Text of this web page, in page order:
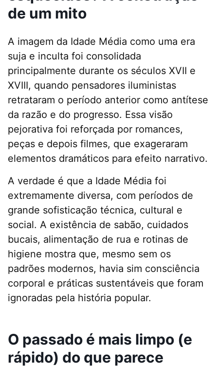
de um mito
A imagem da Idade Média como uma era
suja e inculta foi consolidada
principalmente durante os séculos XVII e
XVIII, quando pensadores iluministas
retrataram o período anterior como antítese
da razão e do progresso. Essa visão
pejorativa foi reforçada por romances,
peças e depois filmes, que exageraram
elementos dramáticos para efeito narrativo.
A verdade é que a Idade Média foi
extremamente diversa, com períodos de
grande sofisticação técnica, cultural e
social. A existência de sabão, cuidados
bucais, alimentação de rua e rotinas de
higiene mostra que, mesmo sem os
padrões modernos, havia sim consciência
corporal e práticas sustentáveis que foram
ignoradas pela história popular.
O passado é mais limpo (e
rápido) do que parece